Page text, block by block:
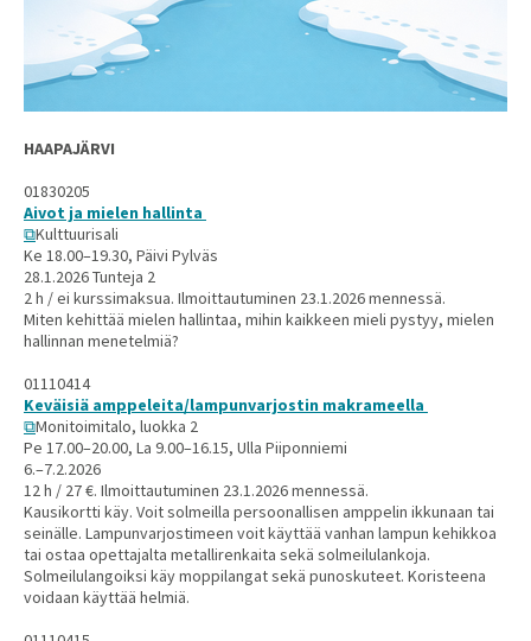
HAAPAJÄRVI
01830205
Aivot ja mielen hallinta
Kulttuurisali
Ke 18.00–19.30, Päivi Pylväs
28.1.2026 Tunteja 2
2 h / ei kurssimaksua. Ilmoittautuminen 23.1.2026 mennessä.
Miten kehittää mielen hallintaa, mihin kaikkeen mieli pystyy, mielen
hallinnan menetelmiä?
01110414
Keväisiä amppeleita/lampunvarjostin makrameella
Monitoimitalo, luokka 2
Pe 17.00–20.00, La 9.00–16.15, Ulla Piiponniemi
6.–7.2.2026
12 h / 27 €. Ilmoittautuminen 23.1.2026 mennessä.
Kausikortti käy. Voit solmeilla persoonallisen amppelin ikkunaan tai
seinälle. Lampunvarjostimeen voit käyttää vanhan lampun kehikkoa
tai ostaa opettajalta metallirenkaita sekä solmeilulankoja.
Solmeilulangoiksi käy moppilangat sekä punoskuteet. Koristeena
voidaan käyttää helmiä.